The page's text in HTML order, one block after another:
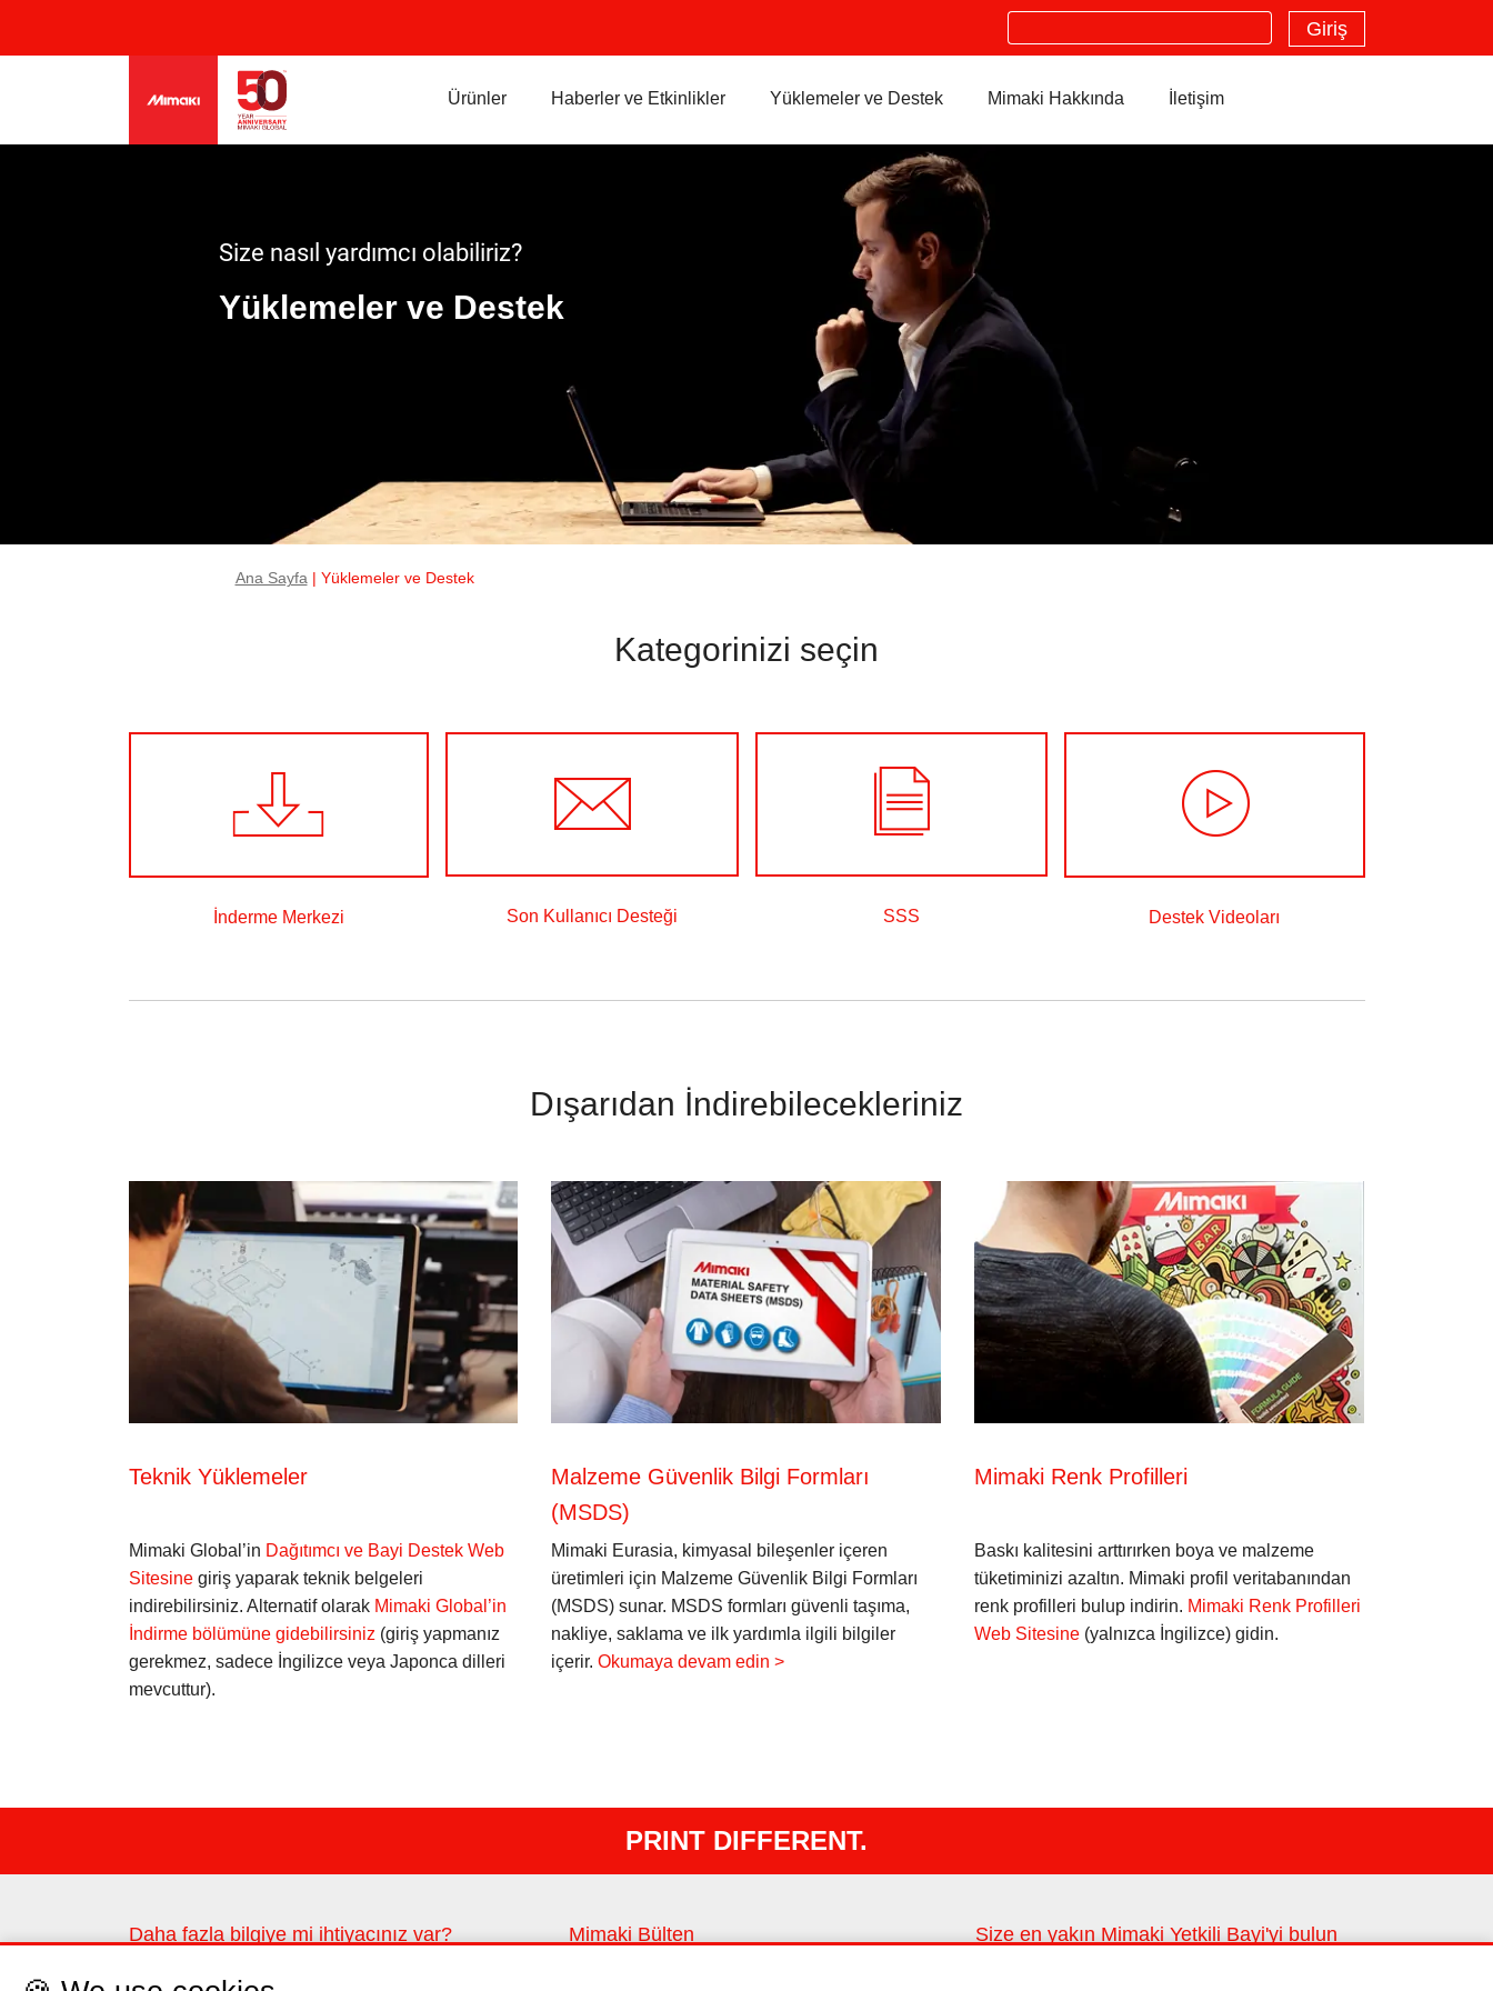
Giriş
Search
Ürünler Haberler ve Etkinlikler Yüklemeler ve Destek Mimaki Hakkında İletişim
Size nasıl yardımcı olabiliriz?
Yüklemeler ve Destek
Ana Sayfa| Yüklemeler ve Destek
Kategorinizi seçin
İnderme Merkezi Son Kullanıcı Desteği SSS Destek Videoları
Dışarıdan İndirebilecekleriniz
Teknik Yüklemeler
Mimaki Global’in Dağıtımcı ve Bayi Destek Web
Sitesinegiriş yaparak teknik belgeleri
indirebilirsiniz. Alternatif olarak Mimaki Global’in
İndirme bölümüne gidebilirsiniz (giriş yapmanız
gerekmez, sadece İngilizce veya Japonca dilleri
mevcuttur).
Malzeme Güvenlik Bilgi Formları
(MSDS)
Mimaki Eurasia, kimyasal bileşenler içeren
üretimleri için Malzeme Güvenlik Bilgi Formları
(MSDS) sunar. MSDS formları güvenli taşıma,
nakliye, saklama ve ilk yardımla ilgili bilgiler
içerir. Okumaya devam edin >
Mimaki Renk Profilleri
Baskı kalitesini arttırırken boya ve malzeme
tüketiminizi azaltın. Mimaki profil veritabanından
renk profilleri bulup indirin. Mimaki Renk Profilleri
Web Sitesine (yalnızca İngilizce) gidin.
PRINT DIFFERENT.
Daha fazla bilgiye mi ihtiyacınız var? Mimaki Bülten Size en yakın Mimaki Yetkili Bayi'yi bulun